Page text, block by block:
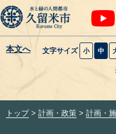
本文へ 文字サイズ 小 中
暮らし・届出
健康・医療・福祉
トップ> 計画・政策 > 計画・